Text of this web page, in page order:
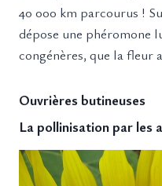
40 000 km parcourus !
dépose une phéromone
congénères, que la fleur
Ouvrières butineuses
La pollinisation par les